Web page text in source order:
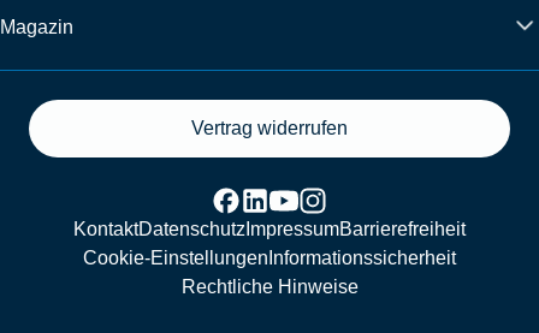
Magazin
Vertrag widerrufen
KontaktDatenschutz ImpressumBarrierefreiheit
Cookie-Einstellungen Informationssicherheit
Rechtliche Hinweise